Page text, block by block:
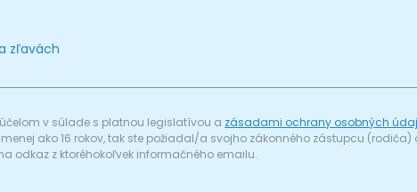
zľavách
v súlade s platnou legislatívou a zásadami ochrany osobných
ako 16 rokov, tak ste požiadal/a svojho zákonného zástupcu
odkaz z ktoréhokoľvek informačného emailu.